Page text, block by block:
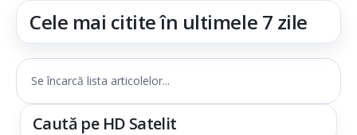
Cele mai citite în ultimele 7 zile
Se încarcă lista articolelor...
Caută pe HD Satelit